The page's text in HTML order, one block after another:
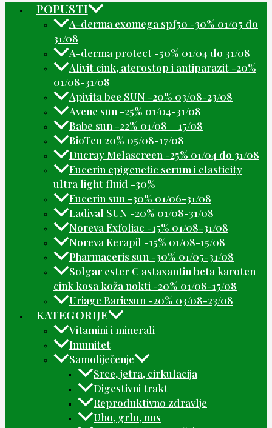
POPUSTI
A-derma exomega spf50 -30% 01/05 do
31/08
A-derma protect -50% 01/04 do 31/08
Alivit cink, aterostop i antiparazit -20%
01/08-31/08
Apivita bee SUN -20% 03/08-23/08
Avene sun -25% 01/04-31/08
Babe sun -22% 01/08 – 15/08
BioTeo 20% 05/08-17/08
Ducray Melascreen -25% 01/04 do 31/08
Eucerin epigenetic serum i elasticity
ultra light fluid -30%
Eucerin sun -30% 01/06-31/08
Ladival SUN -20% 01/08-31/08
Noreva Exfoliac -15% 01/08-31/08
Noreva Kerapil -15% 01/08-15/08
Pharmaceris sun -30% 01/05-31/08
Solgar ester C astaxantin beta karoten
cink kosa koža nokti -20% 01/08-15/08
Uriage Bariesun -20% 03/08-23/08
KATEGORIJE
Vitamini i minerali
Imunitet
Samoliječenje
Srce, jetra, cirkulacija
Digestivni trakt
Reproduktivno zdravlje
Uho, grlo, nos